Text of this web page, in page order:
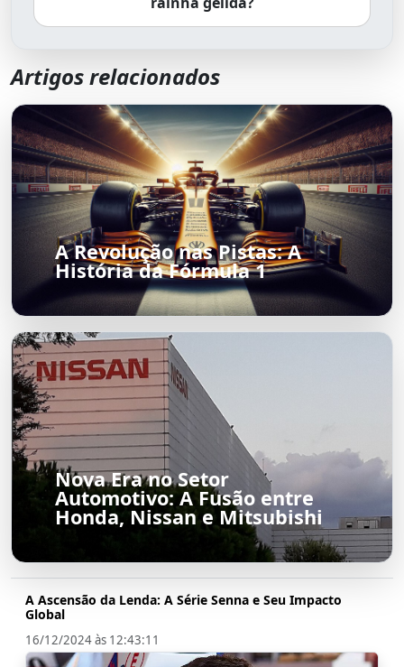
Artigos relacionados
A Revolução nas Pistas: A
História da Fórmula 1
Nova Era no Setor
Automotivo: A Fusão entre
Honda, Nissan e Mitsubishi
A Ascensão da Lenda: A Série Senna e Seu Impacto
Global
16/12/2024 às 12:43:11